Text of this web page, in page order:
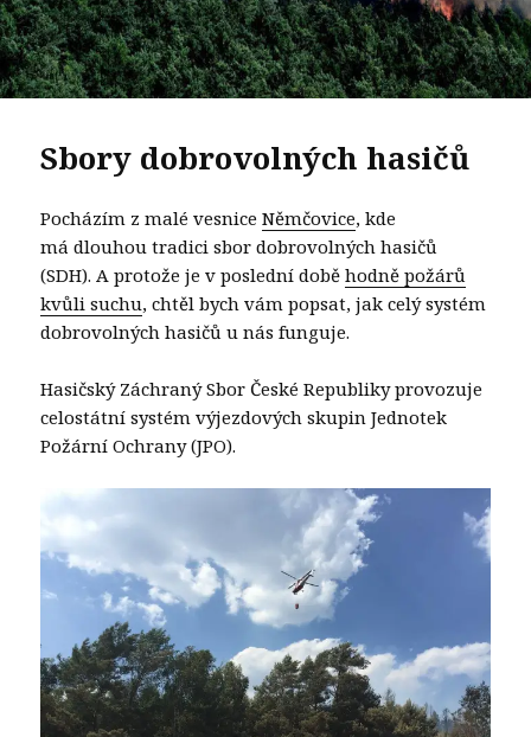
Sbory dobrovolných hasičů
Pocházím z malé vesniceNěmčovice, kde
má dlouhou tradici sbor dobrovolných hasičů
(SDH). A protože je v poslední doběhodně požárů
kvůli suchu, chtěl bych vám popsat, jak celý systém
dobrovolných hasičů u nás funguje.
Hasičský Záchraný Sbor České Republiky provozuje
celostátní systém výjezdových skupin Jednotek
Požární Ochrany (JPO).